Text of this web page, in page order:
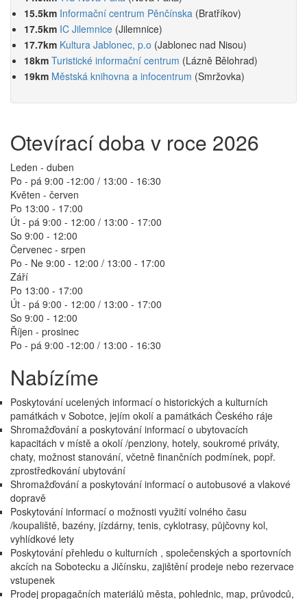
15.5km Informační centrum Pěnčínska (Bratříkov)
17.5km IC Jilemnice (Jilemnice)
17.7km Kultura Jablonec, p.o (Jablonec nad Nisou)
18km Turistické informační centrum (Lázně Bělohrad)
19km Městská knihovna a infocentrum (Smržovka)
Otevírací doba v roce 2026
Leden - duben
Po - pá 9:00 -12:00 / 13:00 - 16:30
Květen - červen
Po 13:00 - 17:00
Út - pá 9:00 - 12:00 / 13:00 - 17:00
So 9:00 - 12:00
Červenec - srpen
Po - Ne 9:00 - 12:00 / 13:00 - 17:00
Září
Po 13:00 - 17:00
Út - pá 9:00 - 12:00 / 13:00 - 17:00
So 9:00 - 12:00
Říjen - prosinec
Po - pá 9:00 -12:00 / 13:00 - 16:30
Nabízíme
Poskytování ucelených informací o historických a kulturních
památkách v Sobotce, jejím okolí a památkách Českého ráje
Shromažďování a poskytování informací o ubytovacích
kapacitách v místě a okolí /penziony, hotely, soukromé priváty,
chaty, možnost stanování, včetně finančních podmínek, popř.
zprostředkování ubytování
Shromažďování a poskytování informací o autobusové a vlakové
dopravě
Poskytování informací o možnosti využití volného času
/koupaliště, bazény, jízdárny, tenis, cyklotrasy, půjčovny kol,
vyhlídkové lety
Poskytování přehledu o kulturních , společenských a sportovních
akcích na Sobotecku a Jičínsku, zajištění prodeje nebo rezervace
vstupenek
Prodej propagačních materiálů města, pohlednic, map, průvodců,